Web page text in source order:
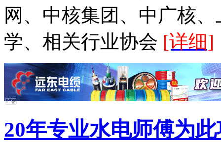
网、中核集团、中广核
学、相关行业协会 [详细]
20年专业水电师傅为